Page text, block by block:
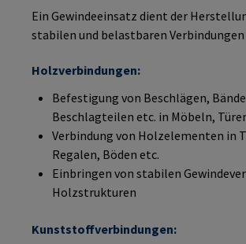
Ein Gewindeeinsatz dient der
stabilen und belastbaren Verbindungen
Holzverbindungen:
Befestigung von Beschlägen,
Beschlagteilen etc. in Möbeln,
Verbindung von Holzelementen in
Regalen, Böden etc.
Einbringen von stabilen
Holzstrukturen
Kunststoffverbindungen: